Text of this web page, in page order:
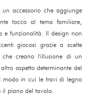
un accessorio che aggiunge
tocco al tema familiare,
e funzionalità. Il design non
giocosi grazie a scelte
che creano l'illusione di un
aspetto determinante del
modo in cui le travi di legno
il piano del tavolo.